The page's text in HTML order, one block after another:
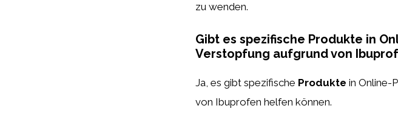
zu wenden.
Gibt es spezifische Produkte in
Verstopfung aufgrund von
Ja, es gibt spezifische Produkte in Online-
von Ibuprofen helfen können.